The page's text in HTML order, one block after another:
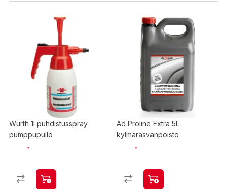
Wurth 1l puhdistusspray
pumppupullo
Ad Proline Extra 5L
kylmärasvanpoisto